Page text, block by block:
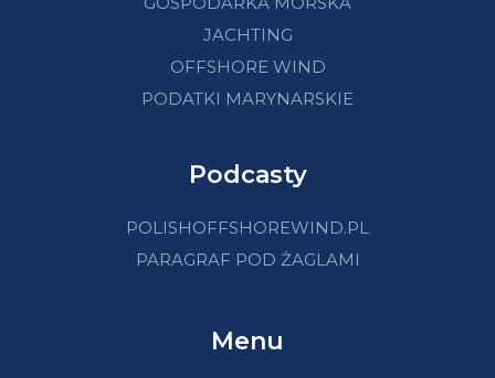
JACHTING
OFFSHORE WIND
PODATKI MARYNARSKIE
Podcasty
POLISHOFFSHOREWIND.PL
PARAGRAF POD ŻAGLAMI
Menu